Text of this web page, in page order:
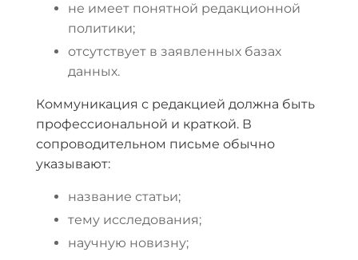
не имеет понятной редакционной
политики;
отсутствует в заявленных базах
данных.
Коммуникация с редакцией должна быть
профессиональной и краткой. В
сопроводительном письме обычно
указывают:
название статьи;
тему исследования;
научную новизну;